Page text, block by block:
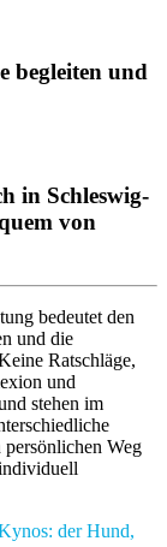
begleiten und
in Schleswig-
von
bedeutet den
und die
Ratschläge,
und
stehen im
Weg
der Hund,